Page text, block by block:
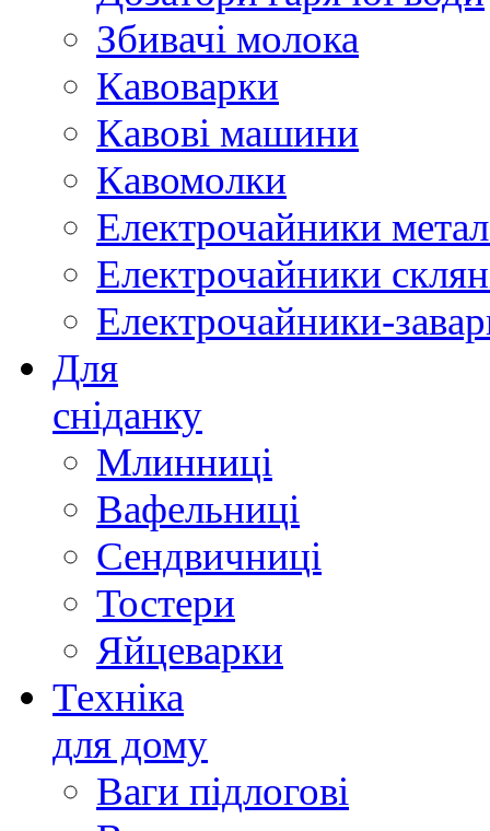
Збивачі молока
Кавоварки
Кавові машини
Кавомолки
Електрочайники
Електрочайники
Електрочайники-
Для
сніданку
Млинниці
Вафельниці
Сендвичниці
Тостери
Яйцеварки
Техніка
для дому
Ваги підлогові